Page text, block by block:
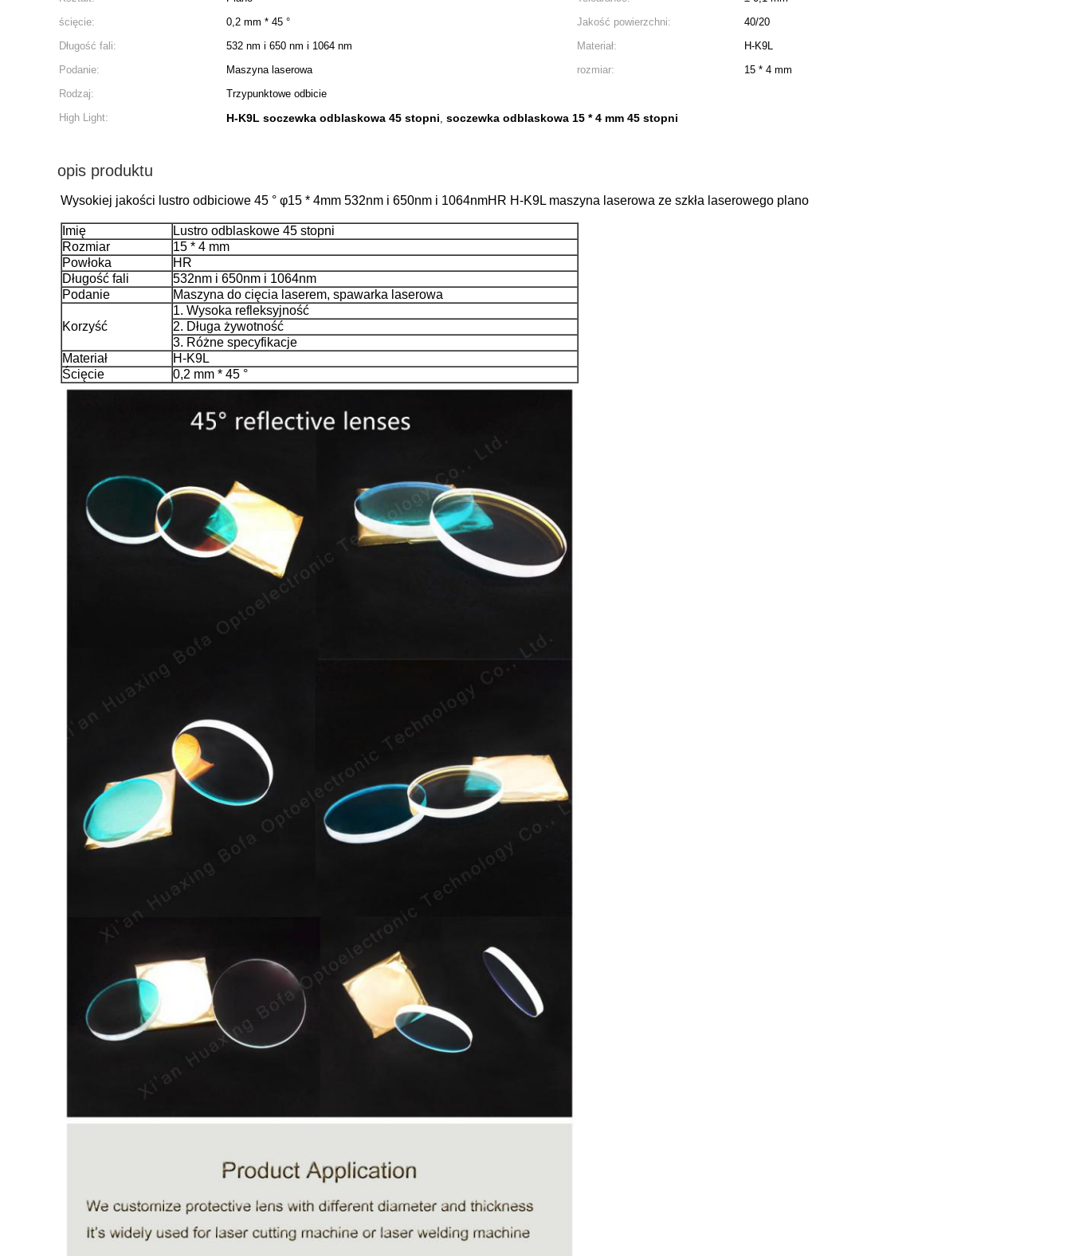
ścięcie:
0,2 mm * 45 ° Jakość powierzchni:
40/20
Długość fali:
532 nm i 650 nm i 1064 nm Materiał:
H-K9L
Podanie:
Maszyna laserowa rozmiar:
15 * 4 mm
Rodzaj:
Trzypunktowe odbicie
High Light:
H-K9L soczewka odblaskowa 45 stopni, soczewka odblaskowa 15 * 4 mm 45 stopni
opis produktu
Wysokiej jakości lustro odbiciowe 45 ° φ15 * 4mm 532nm i 650nm i 1064nmHR H-K9L maszyna laserowa ze szkła laserowego plano
Imię
Lustro odblaskowe 45 stopni
Rozmiar
15 * 4 mm
Powłoka
HR
Długość fali
532nm i 650nm i 1064nm
Podanie
Maszyna do cięcia laserem, spawarka laserowa
Korzyść
1. Wysoka refleksyjność
2. Długa żywotność
3. Różne specyfikacje
Materiał
H-K9L
Ścięcie
0,2 mm * 45 °